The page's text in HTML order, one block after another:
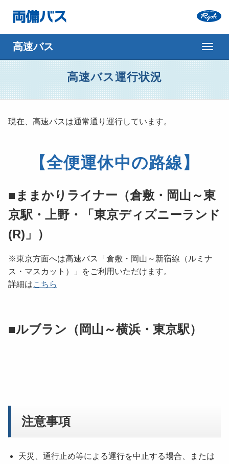
ナ
ビ
ゲ
ー
シ
高速バス運行状況
現在、高速バスは通常通り運行しています。
【全便運休中の路線】
■ままかりライナー（倉敷・岡山～東
京駅・上野・「東京ディズニーランド
(R)」）
※東京方面へは高速バス「倉敷・岡山～新宿線（ルミナ
ス・マスカット）」をご利用いただけます。
詳細はこちら
■ルブラン（岡山～横浜・東京駅）
注意事項
天災、通行止め等による運行を中止する場合、または